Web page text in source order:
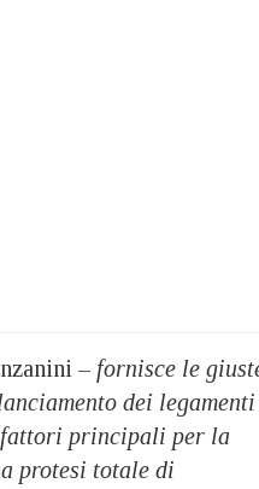
– fornisce le
dei legamenti
fattori principali per la
protesi totale di